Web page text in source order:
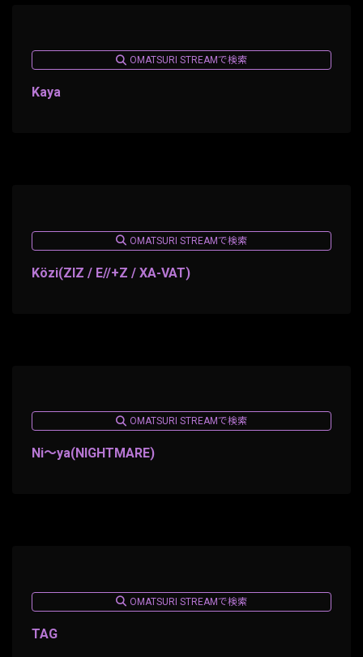
OMATSURI STREAMで検索
Kaya
OMATSURI STREAMで検索
Közi(ZIZ / E//+Z / XA-VAT)
OMATSURI STREAMで検索
Ni～ya(NIGHTMARE)
OMATSURI STREAMで検索
TAG